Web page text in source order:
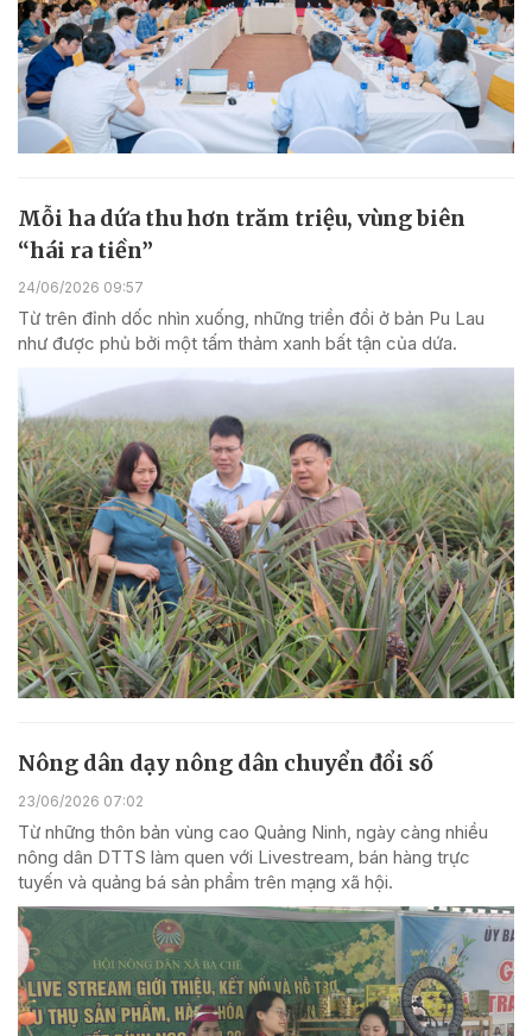
Mỗi ha dứa thu hơn trăm triệu, vùng biên
“hái ra tiền”
24/06/2026 09:57
Từ trên đỉnh dốc nhìn xuống, những triền đồi ở bản Pu Lau
như được phủ bởi một tấm thảm xanh bất tận của dứa.
Nông dân dạy nông dân chuyển đổi số
23/06/2026 07:02
Từ những thôn bản vùng cao Quảng Ninh, ngày càng nhiều
nông dân DTTS làm quen với Livestream, bán hàng trực
tuyến và quảng bá sản phẩm trên mạng xã hội.